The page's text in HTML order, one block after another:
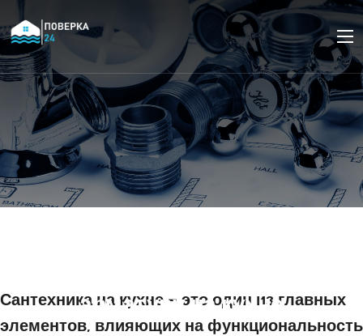
арматуру на кухне
Сантехника на кухне – это один из главных
элементов, влияющих на функциональность